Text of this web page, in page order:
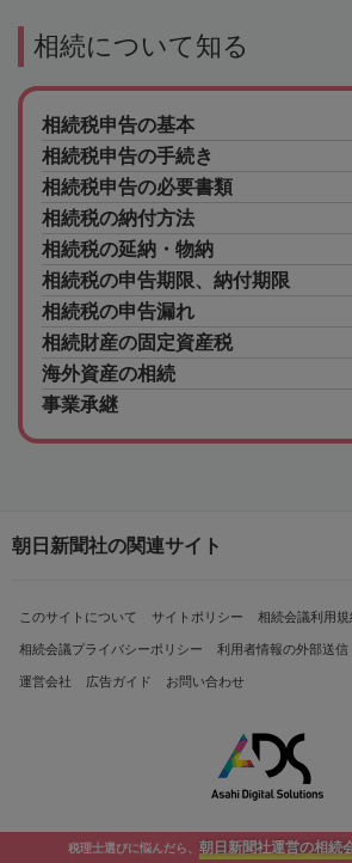
相続について知る
相続税申告の基本
相続税申告の手続き
相続税申告の必要書類
相続税の納付方法
相続税の延納・物納
相続税の申告期限、納付期限
相続税の申告漏れ
相続財産の固定資産税
海外資産の相続
事業承継
税理士選びに悩んだら、 朝日新聞社運営の相続
朝日新聞社の関連サイト
このサイトについて サイトポリシー 相続会議利用規
相続会議プライバシーポリシー 利用者情報の外部送信
運営会社 広告ガイド お問い合わせ
Copyright© The Asahi Shimbun Company. All